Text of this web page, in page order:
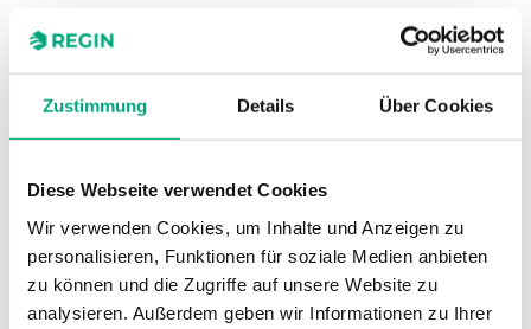
Zustimmung Details Über Cookies
Diese Webseite verwendet Cookies
Wir verwenden Cookies, um Inhalte und Anzeigen zu
personalisieren, Funktionen für soziale Medien anbieten
zu können und die Zugriffe auf unsere Website zu
analysieren. Außerdem geben wir Informationen zu Ihrer
Technische Daten
Stellkraft 400 N
Versorgungsspannung 24 V AC/DC